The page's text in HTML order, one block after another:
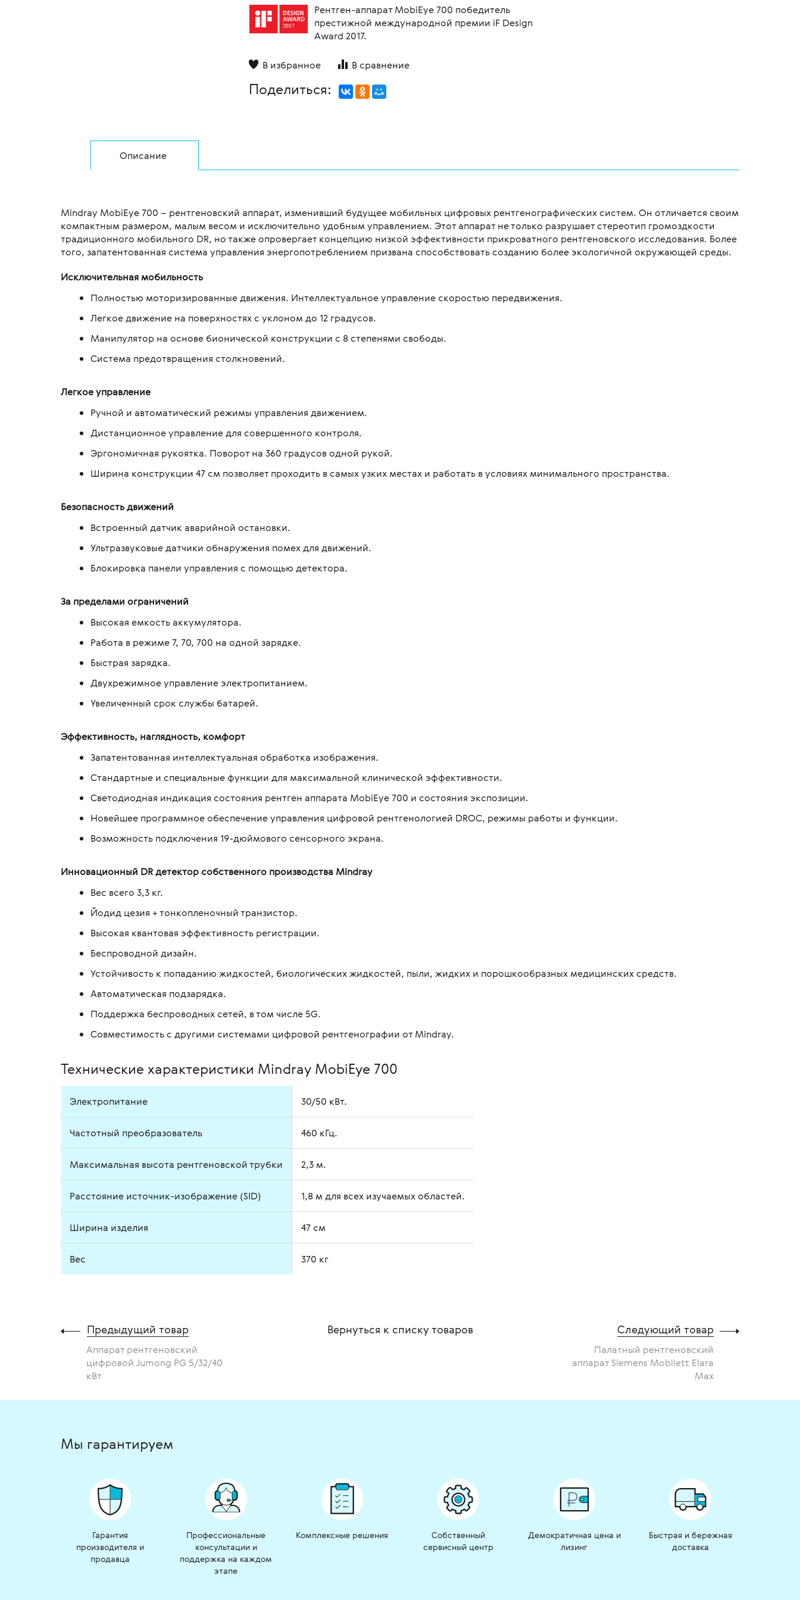
Рентген-аппарат MobiEye 700 победитель
престижной международной премии iF Design
Award 2017.
В избранное В сравнение
Поделиться:
Описание
Mindray MobiEye 700 – рентгеновский аппарат, изменивший будущее мобильных цифровых рентгенографических систем. Он отличается своим
компактным размером, малым весом и исключительно удобным управлением. Этот аппарат не только разрушает стереотип громоздкости
традиционного мобильного DR, но также опровергает концепцию низкой эффективности прикроватного рентгеновского исследования. Более
того, запатентованная система управления энергопотреблением призвана способствовать созданию более экологичной окружающей среды.
Исключительная мобильность
Полностью моторизированные движения. Интеллектуальное управление скоростью передвижения.
Легкое движение на поверхностях с уклоном до 12 градусов.
Манипулятор на основе бионической конструкции с 8 степенями свободы.
Система предотвращения столкновений.
Легкое управление
Ручной и автоматический режимы управления движением.
Дистанционное управление для совершенного контроля.
Эргономичная рукоятка. Поворот на 360 градусов одной рукой.
Ширина конструкции 47 см позволяет проходить в самых узких местах и работать в условиях минимального пространства.
Безопасность движений
Встроенный датчик аварийной остановки.
Ультразвуковые датчики обнаружения помех для движений.
Блокировка панели управления с помощью детектора.
За пределами ограничений
Высокая емкость аккумулятора.
Работа в режиме 7, 70, 700 на одной зарядке.
Быстрая зарядка.
Двухрежимное управление электропитанием.
Увеличенный срок службы батарей.
Эффективность, наглядность, комфорт
Запатентованная интеллектуальная обработка изображения.
Стандартные и специальные функции для максимальной клинической эффективности.
Светодиодная индикация состояния рентген аппарата MobiEye 700 и состояния экспозиции.
Новейшее программное обеспечение управления цифровой рентгенологией DROC, режимы работы и функции.
Возможность подключения 19-дюймового сенсорного экрана.
Инновационный DR детектор собственного производства Mindray
Вес всего 3,3 кг.
Йодид цезия + тонкопленочный транзистор.
Высокая квантовая эффективность регистрации.
Беспроводной дизайн.
Устойчивость к попаданию жидкостей, биологических жидкостей, пыли, жидких и порошкообразных медицинских средств.
Автоматическая подзарядка.
Поддержка беспроводных сетей, в том числе 5G.
Совместимость с другими системами цифровой рентгенографии от Mindray.
Технические характеристики Mindray MobiEye 700
Электропитание 30/50 кВт.
Частотный преобразователь 460 кГц.
Максимальная высота рентгеновской трубки 2,3 м.
Расстояние источник-изображение (SID) 1,8 м для всех изучаемых областей.
Ширина изделия 47 см
Вес 370 кг
Вернуться к списку товаров
Предыдущий товар
Аппарат рентгеновский
цифровой Jumong PG 5/32/40
кВт
Следующий товар
Палатный рентгеновский
аппарат Siemens Mobilett Elara
Max
Мы гарантируем
Гарантия
производителя и
продавца
Профессиональные
консультации и
поддержка на каждом
этапе
Комплексные решения
Собственный
сервисный центр
Демократичная цена и
лизинг
Быстрая и бережная
доставка